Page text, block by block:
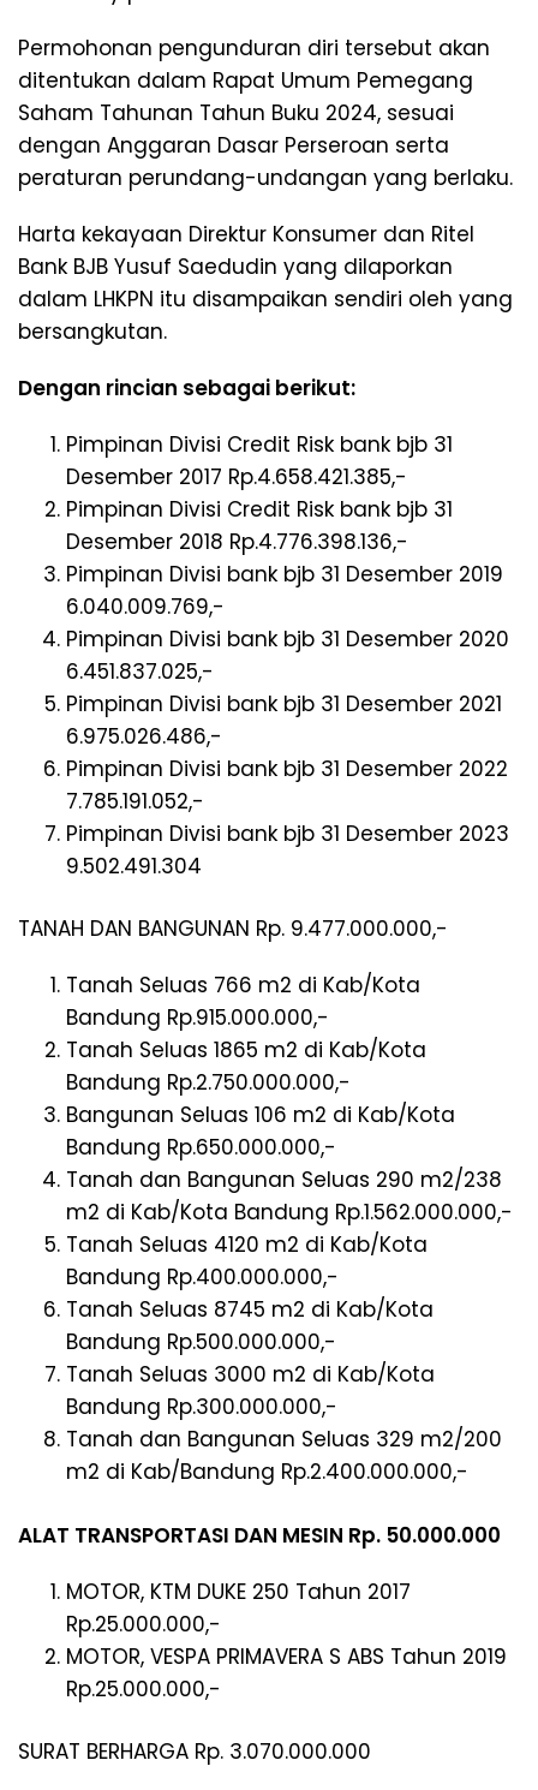
Permohonan pengunduran diri tersebut akan
ditentukan dalam Rapat Umum Pemegang
Saham Tahunan Tahun Buku 2024, sesuai
dengan Anggaran Dasar Perseroan serta
peraturan perundang-undangan yang berlaku.
Harta kekayaan Direktur Konsumer dan Ritel
Bank BJB Yusuf Saedudin yang dilaporkan
dalam LHKPN itu disampaikan sendiri oleh yang
bersangkutan.
Dengan rincian sebagai berikut:
Pimpinan Divisi Credit Risk bank bjb 31
Desember 2017 Rp.4.658.421.385,-
Pimpinan Divisi Credit Risk bank bjb 31
Desember 2018 Rp.4.776.398.136,-
Pimpinan Divisi bank bjb 31 Desember 2019
6.040.009.769,-
Pimpinan Divisi bank bjb 31 Desember 2020
6.451.837.025,-
Pimpinan Divisi bank bjb 31 Desember 2021
6.975.026.486,-
Pimpinan Divisi bank bjb 31 Desember 2022
7.785.191.052,-
Pimpinan Divisi bank bjb 31 Desember 2023
9.502.491.304
TANAH DAN BANGUNAN Rp. 9.477.000.000,-
Tanah Seluas 766 m2 di Kab/Kota
Bandung Rp.915.000.000,-
Tanah Seluas 1865 m2 di Kab/Kota
Bandung Rp.2.750.000.000,-
Bangunan Seluas 106 m2 di Kab/Kota
Bandung Rp.650.000.000,-
Tanah dan Bangunan Seluas 290 m2/238
m2 di Kab/Kota Bandung Rp.1.562.000.000,-
Tanah Seluas 4120 m2 di Kab/Kota
Bandung Rp.400.000.000,-
Tanah Seluas 8745 m2 di Kab/Kota
Bandung Rp.500.000.000,-
Tanah Seluas 3000 m2 di Kab/Kota
Bandung Rp.300.000.000,-
Tanah dan Bangunan Seluas 329 m2/200
m2 di Kab/Bandung Rp.2.400.000.000,-
ALAT TRANSPORTASI DAN MESIN Rp. 50.000.000
MOTOR, KTM DUKE 250 Tahun 2017
Rp.25.000.000,-
MOTOR, VESPA PRIMAVERA S ABS Tahun 2019
Rp.25.000.000,-
SURAT BERHARGA Rp. 3.070.000.000